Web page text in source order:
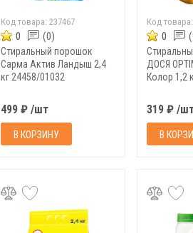
Код товара:237467
0 (0)
Стиральный порошок
Сарма Актив Ландыш 2,4
кг 24458/01032
499 ₽ /шт
В КОРЗИНУ
Код товара:
0
ДОСЯ
Колор 1,2
319 ₽ /
В